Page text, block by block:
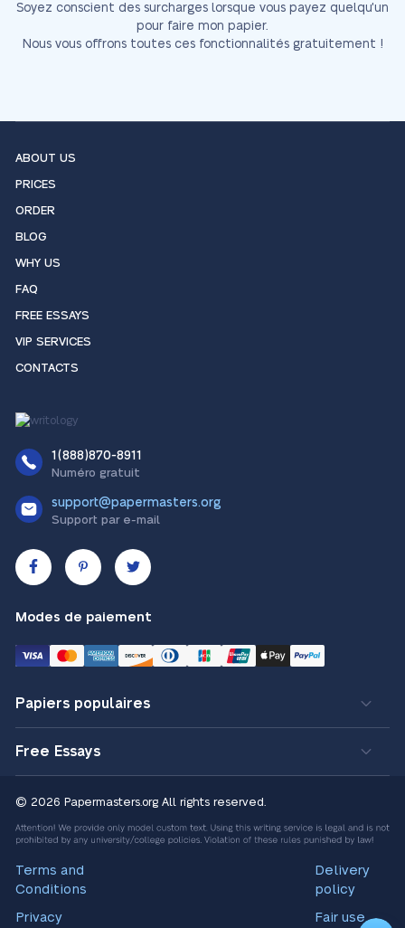
Soyez conscient des surcharges lorsque vous payez quelqu'un
pour faire mon papier.
Nous vous offrons toutes ces fonctionnalités gratuitement !
ABOUT US
PRICES
ORDER
BLOG
WHY US
FAQ
FREE ESSAYS
VIP SERVICES
CONTACTS
1(888)870-8911
Numéro gratuit
support@papermasters.org
Support par e-mail
Modes de paiement
Papiers populaires
Free Essays
© 2026 Papermasters.org All rights reserved.
Terms and
Conditions
Privacy
Delivery
policy
Fair use